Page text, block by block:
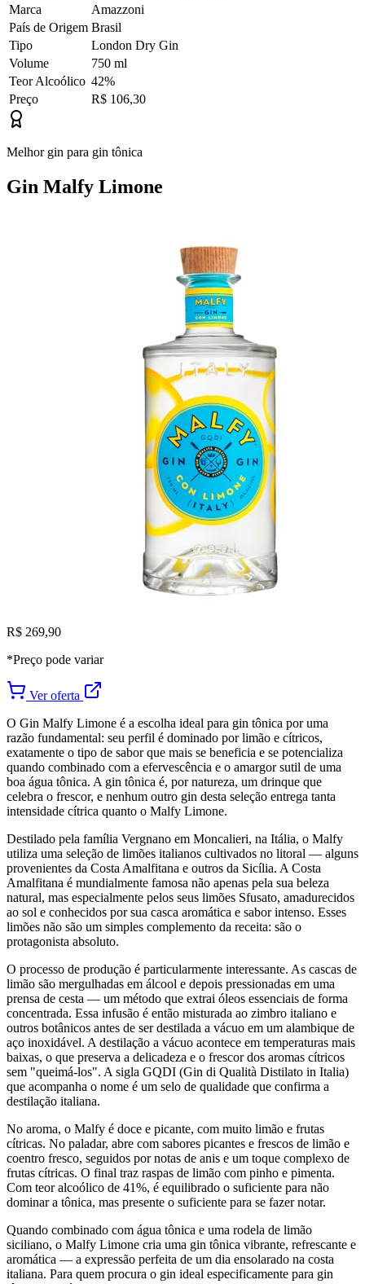
Marca
Amazzoni
País de Origem Brasil
Tipo
London Dry Gin
Volume
750 ml
Teor Alcoólico 42%
Preço
R$ 106,30
Melhor gin para gin tônica
Gin Malfy Limone
R$ 269,90
*Preço pode variar
Ver oferta
O Gin Malfy Limone é a escolha ideal para gin tônica por uma
razão fundamental: seu perfil é dominado por limão e cítricos,
exatamente o tipo de sabor que mais se beneficia e se potencializa
quando combinado com a efervescência e o amargor sutil de uma
boa água tônica. A gin tônica é, por natureza, um drinque que
celebra o frescor, e nenhum outro gin desta seleção entrega tanta
intensidade cítrica quanto o Malfy Limone.
Destilado pela família Vergnano em Moncalieri, na Itália, o Malfy
utiliza uma seleção de limões italianos cultivados no litoral — alguns
provenientes da Costa Amalfitana e outros da Sicília. A Costa
Amalfitana é mundialmente famosa não apenas pela sua beleza
natural, mas especialmente pelos seus limões Sfusato, amadurecidos
ao sol e conhecidos por sua casca aromática e sabor intenso. Esses
limões não são um simples complemento da receita: são o
protagonista absoluto.
O processo de produção é particularmente interessante. As cascas de
limão são mergulhadas em álcool e depois pressionadas em uma
prensa de cesta — um método que extrai óleos essenciais de forma
concentrada. Essa infusão é então misturada ao zimbro italiano e
outros botânicos antes de ser destilada a vácuo em um alambique de
aço inoxidável. A destilação a vácuo acontece em temperaturas mais
baixas, o que preserva a delicadeza e o frescor dos aromas cítricos
sem "queimá-los". A sigla GQDI (Gin di Qualità Distilato in Italia)
que acompanha o nome é um selo de qualidade que confirma a
destilação italiana.
No aroma, o Malfy é doce e picante, com muito limão e frutas
cítricas. No paladar, abre com sabores picantes e frescos de limão e
coentro fresco, seguidos por notas de anis e um toque complexo de
frutas cítricas. O final traz raspas de limão com pinho e pimenta.
Com teor alcoólico de 41%, é equilibrado o suficiente para não
dominar a tônica, mas presente o suficiente para se fazer notar.
Quando combinado com água tônica e uma rodela de limão
siciliano, o Malfy Limone cria uma gin tônica vibrante, refrescante e
aromática — a expressão perfeita de um dia ensolarado na costa
italiana. Para quem procura o gin ideal especificamente para gin